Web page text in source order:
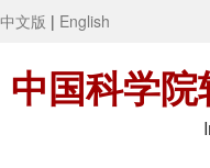
中文版 | English
中国科学